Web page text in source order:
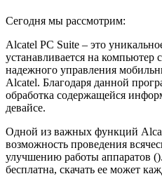
Сегодня мы рассмотрим:
Alcatel PC Suite – это
устанавливается на компьютер
надежного управления
Alcatel. Благодаря данной
обработка содержащейся
девайсе.
Одной из важных функций
возможность проведения
улучшению работы аппаратов
бесплатна, скачать ее может